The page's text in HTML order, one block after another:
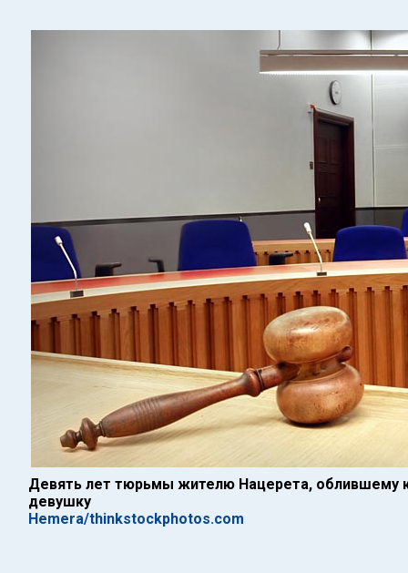
Девять лет тюрьмы жителю Нацерета, облившему
девушку
Hemera/thinkstockphotos.com